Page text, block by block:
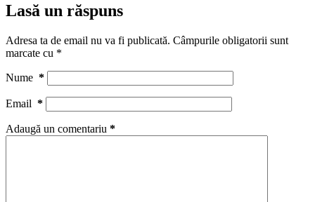
Lasă un răspuns
Adresa ta de email nu va fi publicată. Câmpurile obligatorii sunt
marcate cu *
Nume *
Email *
Adaugă un comentariu *